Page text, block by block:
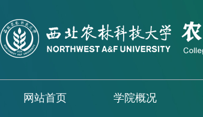
网站首页 学院概况